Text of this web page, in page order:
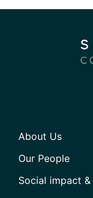
About Us
Our People
Social impact &